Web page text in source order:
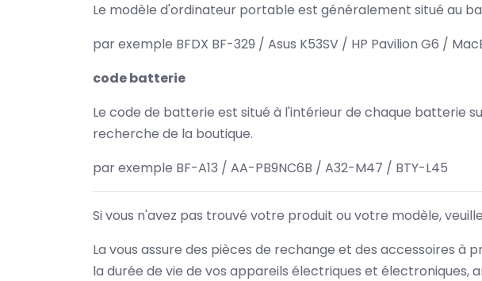
Le modèle d'ordinateur portable est généralement situé au
par exemple BFDX BF-329 / Asus K53SV / HP Pavilion G6 /
code batterie
Le code de batterie est situé à l'intérieur de chaque batterie
recherche de la boutique.
par exemple BF-A13 / AA-PB9NC6B / A32-M47 / BTY-L45
Si vous n'avez pas trouvé votre produit ou votre modèle,
La vous assure des pièces de rechange et des accessoires à
la durée de vie de vos appareils électriques et